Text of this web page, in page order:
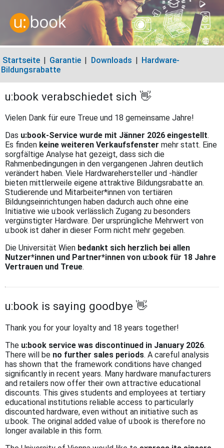
Startseite | Garantie | Downloads | Hardware-
Bildungsrabatte
u:book verabschiedet sich 👋
Vielen Dank für eure Treue und 18 gemeinsame Jahre!
Das u:book-Service wurde mit Jänner 2026 eingestellt.
Es finden keine weiteren Verkaufsfenster mehr statt. Eine
sorgfältige Analyse hat gezeigt, dass sich die
Rahmenbedingungen in den vergangenen Jahren deutlich
verändert haben. Viele Hardwarehersteller und -händler
bieten mittlerweile eigene attraktive Bildungsrabatte an.
Studierende und Mitarbeiter*innen von tertiären
Bildungseinrichtungen haben dadurch auch ohne eine
Initiative wie u:book verlässlich Zugang zu besonders
vergünstigter Hardware. Der ursprüngliche Mehrwert von
u:book ist daher in dieser Form nicht mehr gegeben.
Die Universität Wien bedankt sich herzlich bei allen
Nutzer*innen und Partner*innen von u:book für 18 Jahre
Vertrauen und Treue.
u:book is saying goodbye 👋
Thank you for your loyalty and 18 years together!
The u:book service was discontinued in January 2026.
There will be no further sales periods. A careful analysis
has shown that the framework conditions have changed
significantly in recent years. Many hardware manufacturers
and retailers now offer their own attractive educational
discounts. This gives students and employees at tertiary
educational institutions reliable access to particularly
discounted hardware, even without an initiative such as
u:book. The original added value of u:book is therefore no
longer available in this form.